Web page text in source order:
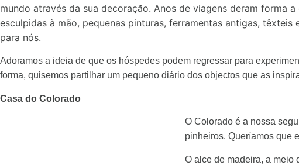
mundo através da sua decoração. Anos de viagens deram forma
esculpidas à mão, pequenas pinturas, ferramentas antigas,
para nós.
Adoramos a ideia de que os hóspedes podem regressar para
forma, quisemos partilhar um pequeno diário dos objectos que as
Casa do Colorado
O Colorado é a nossa
pinheiros. Queríamos que
O alce de madeira, a meio